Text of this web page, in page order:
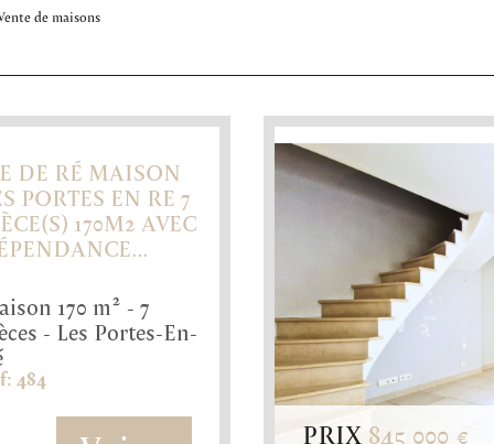
de maisons
m²
726 m²5
DE RÉ MAISON
PORTES EN RE 7
170M2 AVEC
170 m² - 7
- Les Portes-En-
484
Référence
PRIX845 000 €